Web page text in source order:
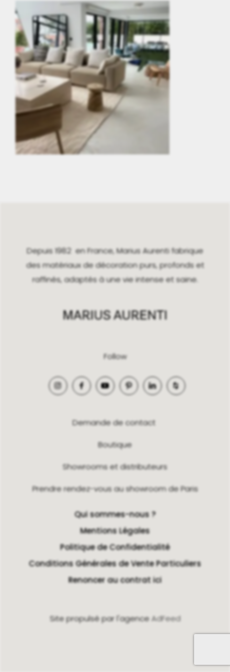
Depuis 1982 en France, Marius Aurenti fabrique
des matériaux de décoration purs, profonds et
raffinés, adaptés à une vie intense et saine.
Follow
Demande de contact
Boutique
Showrooms et distributeurs
Prendre rendez-vous au showroom de Paris
Qui sommes-nous ?
Mentions Légales
Politique de Confidentialité
Conditions Générales de Vente Particuliers
Renoncer au contrat ici
Site propulsé par l'agenceAdFeed